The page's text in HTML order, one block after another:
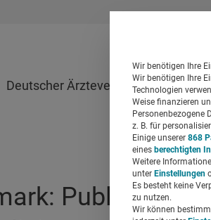
Deutscher Ärzteverlag
Public
Wir benötigen Ihre
Wir benötigen Ihre
Technologien
Weise finanzieren
Personenbezogene
z. B. für
Einige unserer 868
eines berechtigten
Weitere
unter Einstellungen
Es besteht keine
zu nutzen.
Wir können